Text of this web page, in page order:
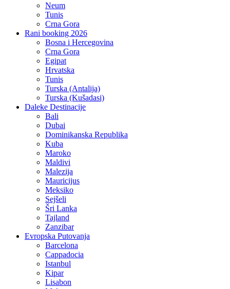
će trajati cijeli život.
Adresa
Gazi Husrev-begova br. 46 E, Sarajevo
Kontakt broj
+387 33 670-127
info@trendtravel.ba
Youtube Twitter